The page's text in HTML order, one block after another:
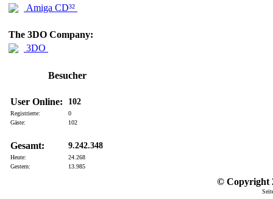
Amiga CD³²
The 3DO Company:
3DO
Besucher
User Online: 102
Registrierte:
0
Gäste:
102
Gesamt: 9.242.348
Heute:
24.268
Gestern:
13.985
© Copyright